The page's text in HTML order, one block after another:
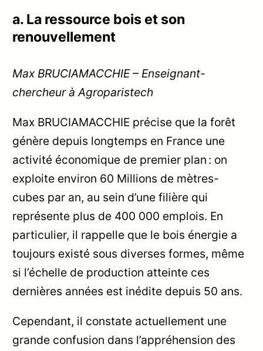
a. La ressource bois et son
renouvellement
Max BRUCIAMACCHIE – Enseignant-
chercheur à Agroparistech
Max BRUCIAMACCHIE précise que la forêt
génère depuis longtemps en France une
activité économique de premier plan : on
exploite environ 60 Millions de mètres-
cubes par an, au sein d’une filière qui
représente plus de 400 000 emplois. En
particulier, il rappelle que le bois énergie a
toujours existé sous diverses formes, même
si l’échelle de production atteinte ces
dernières années est inédite depuis 50 ans.
Cependant, il constate actuellement une
grande confusion dans l’appréhension des